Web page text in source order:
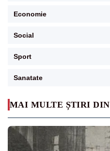
MAI MULTE ȘTIRI DIN
Economie
Social
Sport
Sanatate